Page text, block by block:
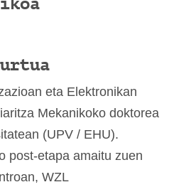
eta Elektronikan
Mekanikoko doktorea
(UPV / EHU).
post-etapa amaitu zuen
WZL